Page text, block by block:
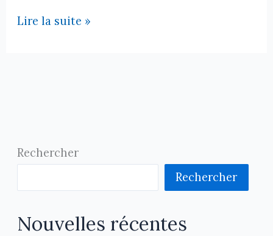
Nouvelles…
Lire la suite »
Rechercher
Rechercher
Nouvelles récentes